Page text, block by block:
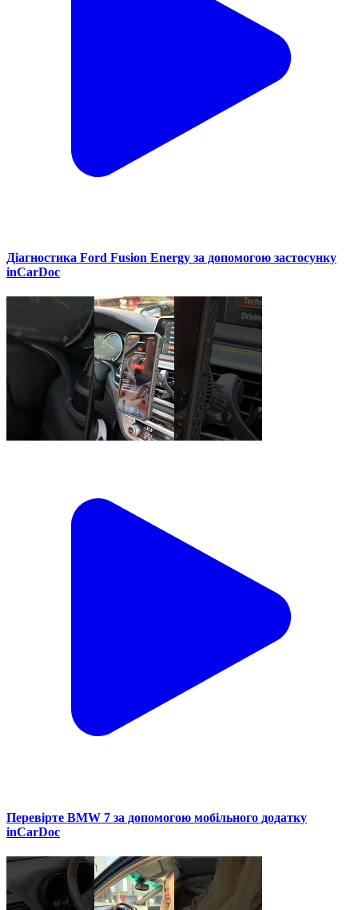
Діагностика Ford Fusion Energy за допомогою застосунку
inCarDoc
Перевірте BMW 7 за допомогою мобільного додатку
inCarDoc